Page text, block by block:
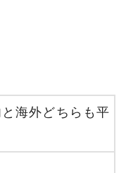
海外どちらも平